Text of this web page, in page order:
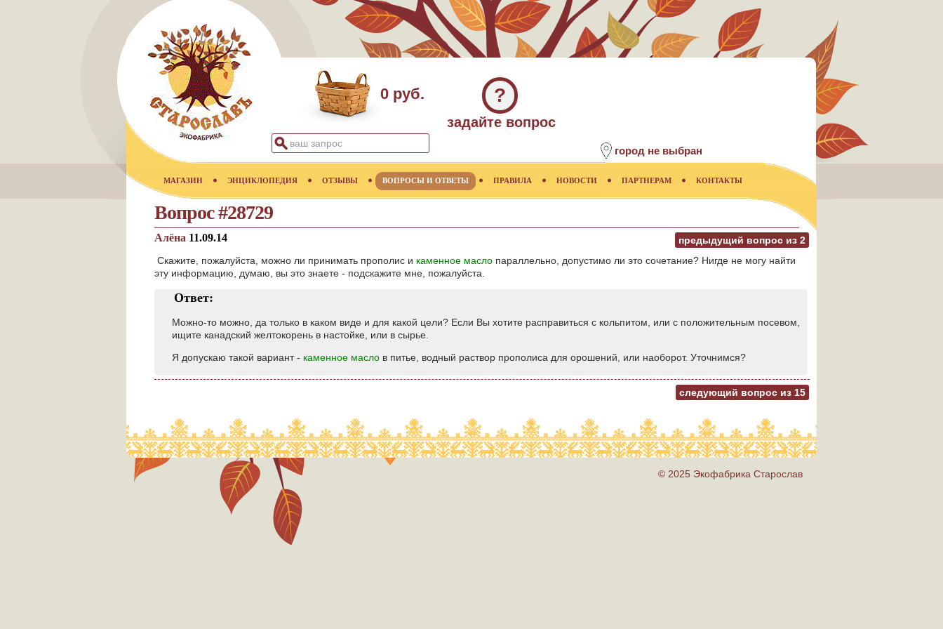
0 руб. ?
задайте вопрос
город не выбран
МАГАЗИН ЭНЦИКЛОПЕДИЯ ОТЗЫВЫ ВОПРОСЫ И ОТВЕТЫ ПРАВИЛА НОВОСТИ ПАРТНЕРАМ КОНТАКТЫ
Вопрос #28729
предыдущий вопрос из 2
Алёна 11.09.14
Скажите, пожалуйста, можно ли принимать прополис и каменное масло параллельно, допустимо ли это сочетание? Нигде не могу найти
эту информацию, думаю, вы это знаете - подскажите мне, пожалуйста.
Ответ:
Можно-то можно, да только в каком виде и для какой цели? Если Вы хотите расправиться с кольпитом, или с положительным посевом,
ищите канадский желтокорень в настойке, или в сырье.
Я допускаю такой вариант - каменное масло в питье, водный раствор прополиса для орошений, или наоборот. Уточнимся?
следующий вопрос из 15
© 2025 Экофабрика Старослав